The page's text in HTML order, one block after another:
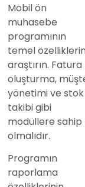
Mobil ön
muhasebe
programının
temel
araştırın. Fatura
oluşturma,
yönetimi ve stok
takibi gibi
modüllere sahip
olmalıdır.
Programın
raporlama